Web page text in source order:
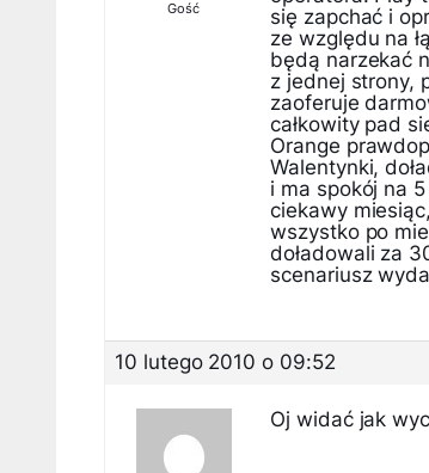
Gość
się zapchać i
ze względu na
będą narzekać
z jednej strony,
zaoferuje
całkowity pad
Orange
Walentynki,
i ma spokój na
ciekawy
wszystko po
doładowali za
scenariusz
10 lutego 2010 o 09:52
Oj widać jak